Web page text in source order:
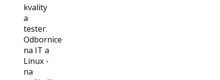
kvality
a
tester.
Odbornice
na IT a
Linux -
na